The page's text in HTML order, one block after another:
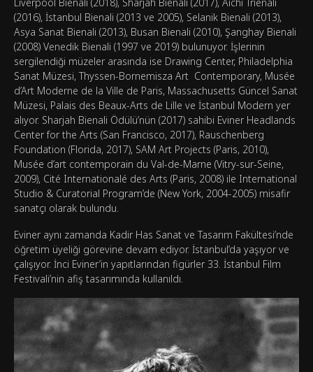
(2016), İstanbul Bienali (2013 ve 2005), Selanik Bienali (2013),
Asya Sanat Bienali (2013), Busan Bienali (2010), Şanghay Bienali
(2008) Venedik Bienali (1997 ve 2019) bulunuyor. İşlerinin
sergilendiği müzeler arasında ise Drawing Center, Philadelphia
Sanat Müzesi, Thyssen-Bornemisza Art Contemporary, Musée
d’Art Moderne de la Ville de Paris, Massachusetts Güncel Sanat
Müzesi, Palais des Beaux-Arts de Lille ve İstanbul Modern yer
alıyor. Sharjah Bienali Ödülü’nün (2017) sahibi Eviner Headlands
Center for the Arts (San Francisco, 2017), Rauschenberg
Foundation (Florida, 2017), SAM Art Projects (Paris, 2010),
Musée d’art contemporain du Val-de-Marne (Vitry-sur-Seine,
2009), Cité Internationalé des Arts (Paris, 2008) ile International
Studio & Curatorial Program’de (New York, 2004-2005) misafir
sanatçı olarak bulundu.
Eviner aynı zamanda Kadir Has Sanat ve Tasarım Fakültesi’nde
öğretim üyeliği görevine devam ediyor. İstanbul’da yaşıyor ve
çalışıyor. İnci Eviner’in yapıtlarından figürler 33. İstanbul Film
Festivali’nin afiş tasarımında kullanıldı.